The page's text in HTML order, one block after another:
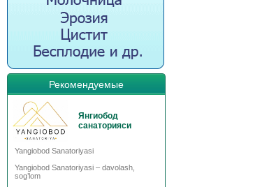
Рекомендуемые
Янгиобод
санаторияси
Yangiobod Sanatoriyasi
Yangiobod Sanatoriyasi – davolash,
sog’lom